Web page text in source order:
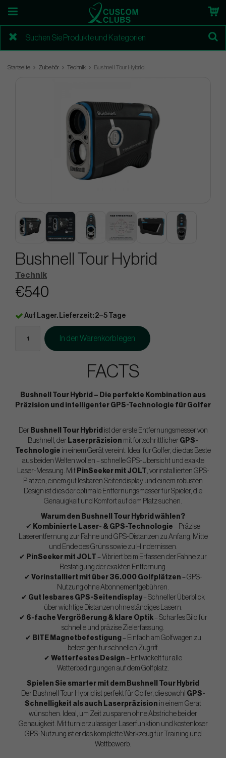
Startseite Zubehör Technik Bushnell Tour Hybrid
Bushnell Tour Hybrid
Technik
€540
Auf Lager. Lieferzeit: 2–5 Tage
In den Warenkorb legen
FACTS
Bushnell Tour Hybrid – Die perfekte Kombination aus
Präzision und intelligenter GPS-Technologie für Golfer
Der Bushnell Tour Hybrid ist der erste Entfernungsmesser von
Bushnell, der Laserpräzision mit fortschrittlicher GPS-
Technologie in einem Gerät vereint. Ideal für Golfer, die das Beste
aus beiden Welten wollen – schnelle GPS-Übersicht und exakte
Laser-Messung. Mit PinSeeker mit JOLT
, vorinstallierten GPS-
Plätzen, einem gut lesbaren Seitendisplay und einem robusten
Design ist dies der optimale Entfernungsmesser für Spieler, die
Genauigkeit und Komfort auf dem Platz suchen.
Warum den Bushnell Tour Hybrid wählen?
✔ Kombinierte Laser- & GPS-Technologie – Präzise
Laserentfernung zur Fahne und GPS-Distanzen zu Anfang, Mitte
und Ende des Grüns sowie zu Hindernissen.
✔ PinSeeker mit JOLT
– Vibriert beim Erfassen der Fahne zur
Bestätigung der exakten Entfernung.
✔ Vorinstalliert mit über 36.000 Golfplätzen – GPS-
Nutzung ohne Abonnementgebühren.
✔ Gut lesbares GPS-Seitendisplay– Schneller Überblick
über wichtige Distanzen ohne ständiges Lasern.
✔ 6-fache Vergrößerung & klare Optik– Scharfes Bild für
schnelle und präzise Zielerfassung.
✔ BITE Magnetbefestigung– Einfach am Golfwagen zu
befestigen für schnellen Zugriff.
✔ Wetterfestes Design – Entwickelt für alle
Wetterbedingungen auf dem Golfplatz.
Spielen Sie smarter mit dem Bushnell Tour Hybrid
Der Bushnell Tour Hybrid ist perfekt für Golfer, die sowohl GPS-
Schnelligkeit als auch Laserpräzision in einem Gerät
wünschen. Ideal, um Zeit zu sparen ohne Abstriche bei der
Genauigkeit. Mit turnierzulässiger Laserfunktion und kostenloser
GPS-Nutzung ist er das komplette Werkzeug für Training und
Wettbewerb.